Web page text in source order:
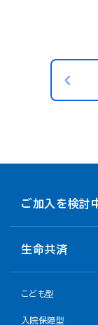
ご加入を検討
生命共済
こども型
入院保障型